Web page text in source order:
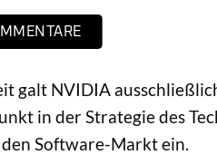
galt NVIDIA
in der Strategie des
Software-Markt ein.